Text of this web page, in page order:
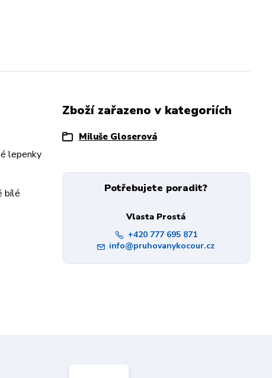
lepenky
bílé
Zboží zařazeno v kategoriích
Miluše Gloserová
Potřebujete poradit?
Vlasta Prostá
+420 777 695 871
info@pruhovanykocour.cz